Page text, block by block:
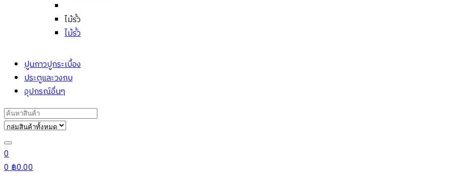
ไม้รั้ว
ไม้รั้ว
ปูนกาวปูกระเบื้อง
ประตูและวงกบ
อุปกรณ์อื่นๆ
Search
for:
0
0฿0.00